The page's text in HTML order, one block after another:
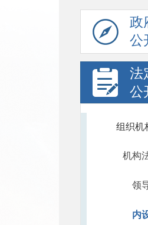
政
公
法
公
组织机
机构
领
内